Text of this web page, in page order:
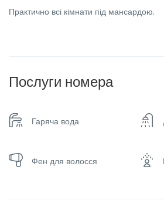
Практично всі кімнати під мансардою.
Послуги номера
Гаряча вода
Фен для волосся